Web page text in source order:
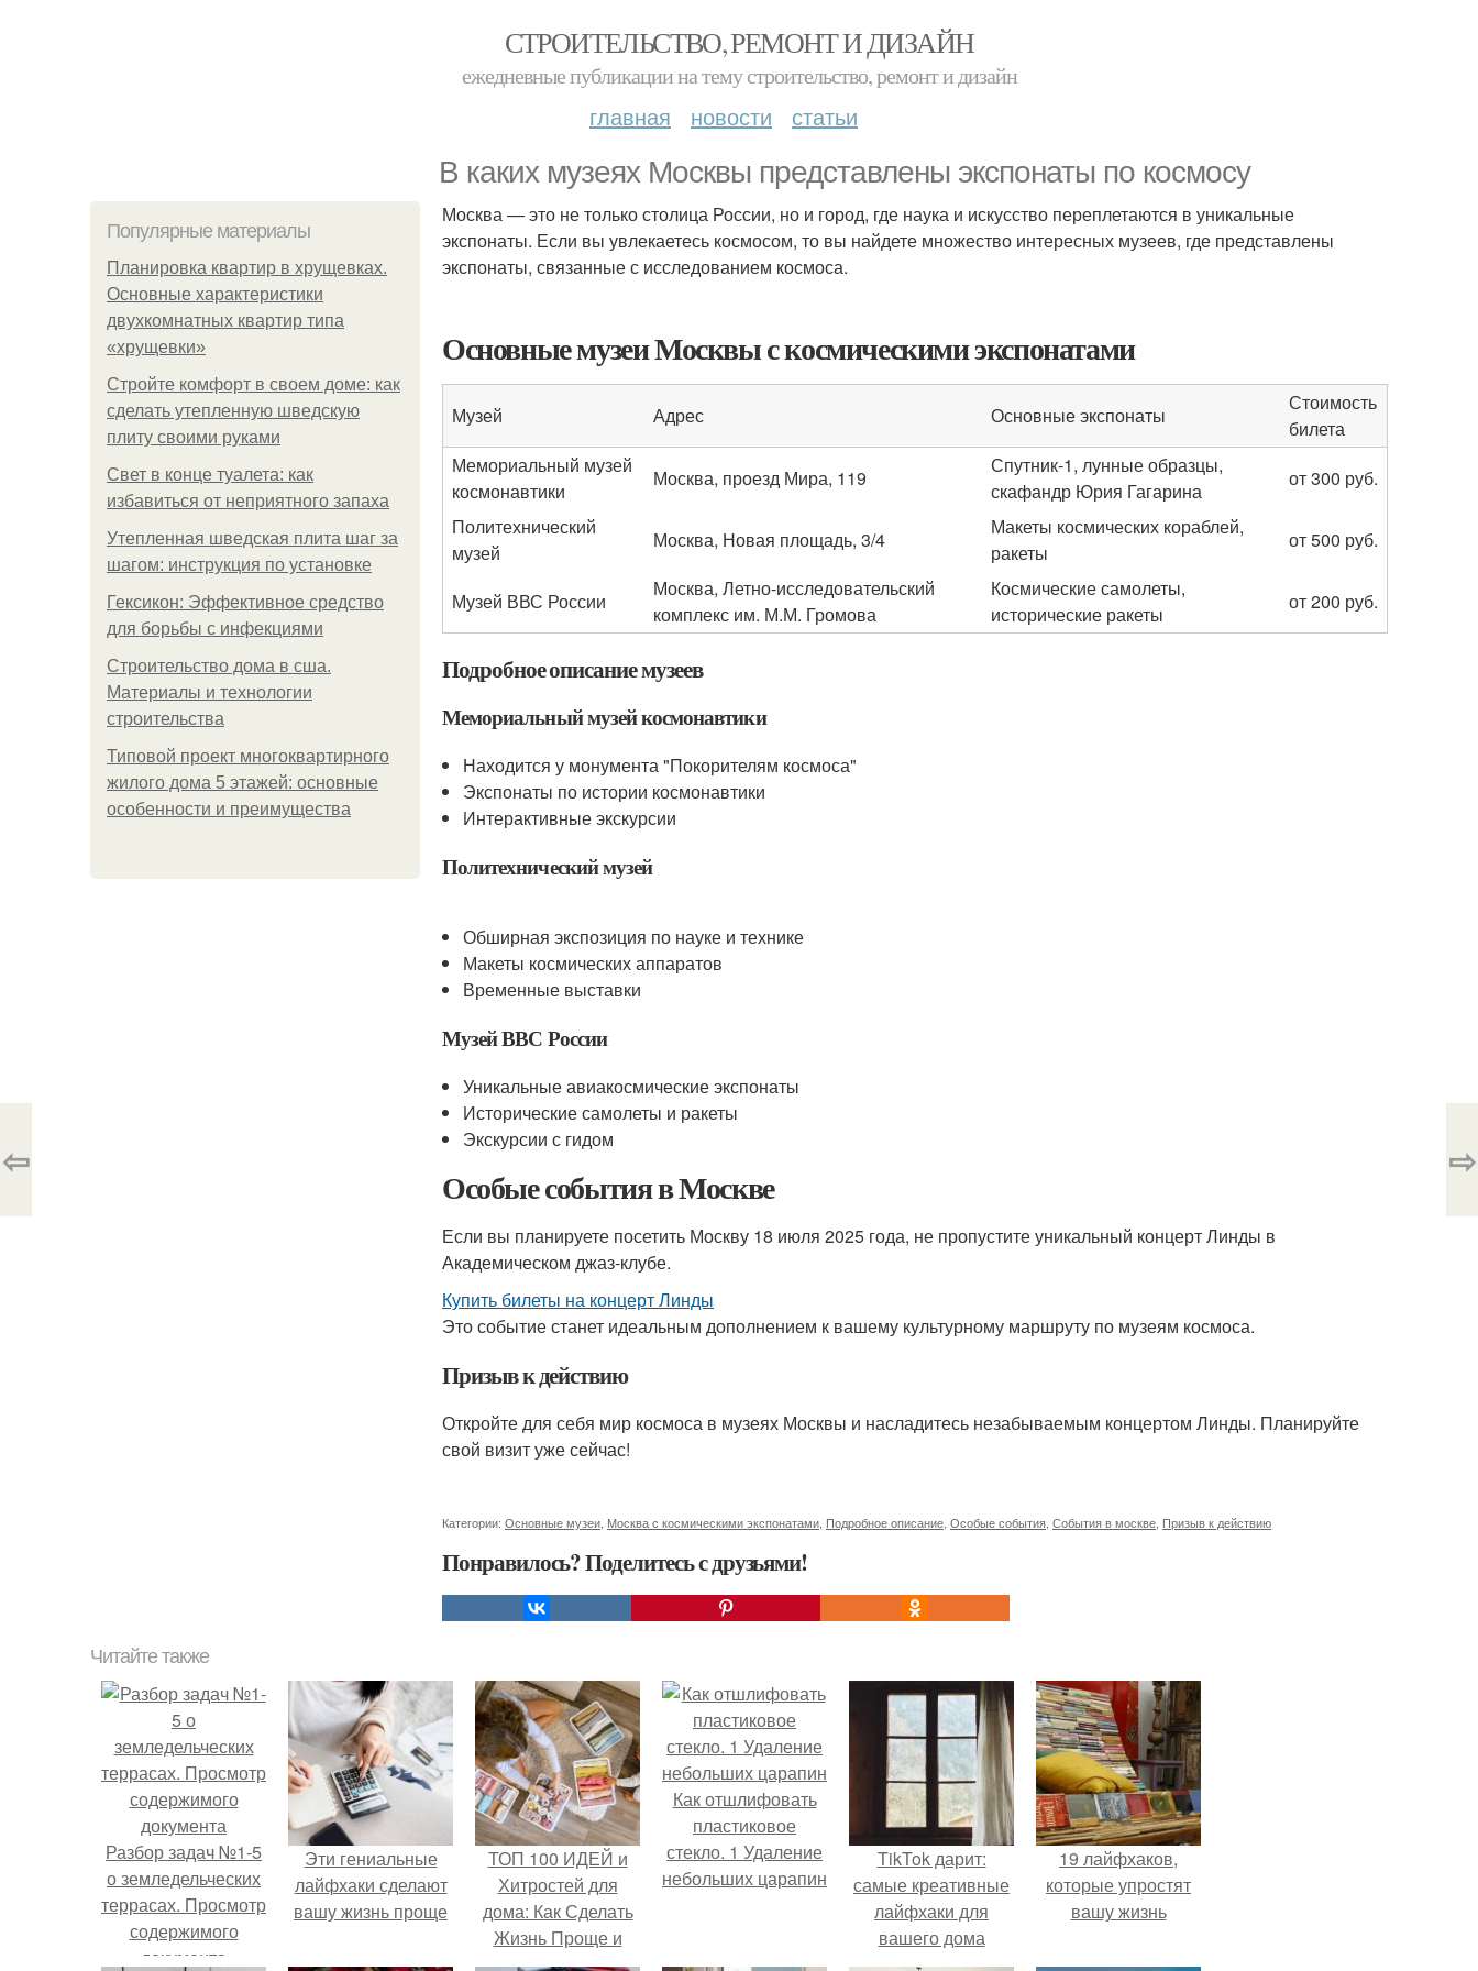
СТРОИТЕЛЬСТВО, РЕМОНТ И ДИЗАЙН
ежедневные публикации на тему строительство, ремонт и дизайн
главная новости статьи
В каких музеях Москвы представлены экспонаты по космосу
Популярные материалы
Планировка квартир в хрущевках.
Основные характеристики
двухкомнатных квартир типа
«хрущевки»
Стройте комфорт в своем доме: как
сделать утепленную шведскую
плиту своими руками
Свет в конце туалета: как
избавиться от неприятного запаха
Утепленная шведская плита шаг за
шагом: инструкция по установке
Гексикон: Эффективное средство
для борьбы с инфекциями
Строительство дома в сша.
Материалы и технологии
строительства
Типовой проект многоквартирного
жилого дома 5 этажей: основные
особенности и преимущества
Москва — это не только столица России, но и город, где наука и искусство переплетаются в уникальные
экспонаты. Если вы увлекаетесь космосом, то вы найдете множество интересных музеев, где представлены
экспонаты, связанные с исследованием космоса.
Основные музеи Москвы с космическими экспонатами
Музей Адрес Основные экспонаты
Стоимость
билета
Мемориальный музей
космонавтики
Москва, проезд Мира, 119
Спутник-1, лунные образцы,
скафандр Юрия Гагарина
от 300 руб.
Политехнический
музей
Москва, Новая площадь, 3/4
Макеты космических кораблей,
ракеты
от 500 руб.
Музей ВВС России
Москва, Летно-исследовательский
комплекс им. М.М. Громова
Космические самолеты,
исторические ракеты
от 200 руб.
Подробное описание музеев
Мемориальный музей космонавтики
Находится у монумента "Покорителям космоса"
Экспонаты по истории космонавтики
Интерактивные экскурсии
Политехнический музей
Обширная экспозиция по науке и технике
Макеты космических аппаратов
Временные выставки
Музей ВВС России
Уникальные авиакосмические экспонаты
Исторические самолеты и ракеты
Экскурсии с гидом
Особые события в Москве
Если вы планируете посетить Москву 18 июля 2025 года, не пропустите уникальный концерт Линды в
Академическом джаз-клубе.
Купить билеты на концерт Линды
Это событие станет идеальным дополнением к вашему культурному маршруту по музеям космоса.
Призыв к действию
Откройте для себя мир космоса в музеях Москвы и насладитесь незабываемым концертом Линды. Планируйте
свой визит уже сейчас!
Категории: Основные музеи Москва с космическими экспонатами Подробное описание Особые события События в москве Призыв к действию
Понравилось? Поделитесь с друзьями!
⇦ ⇨
Читайте также
Разбор задач №1-5
о земледельческих
террасах. Просмотр
содержимого
документа
Эти гениальные
лайфхаки сделают
вашу жизнь проще
ТОП 100 ИДЕЙ и
Хитростей для
дома: Как Сделать
Жизнь Проще и
Удобнее
Как отшлифовать
пластиковое
стекло. 1 Удаление
небольших царапин
TikTok дарит:
самые креативные
лайфхаки для
вашего дома
19 лайфхаков,
которые упростят
вашу жизнь